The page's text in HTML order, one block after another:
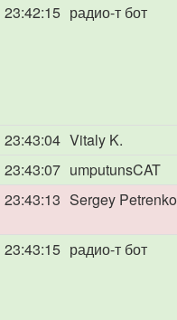
23:42:15 радио-т бот
23:43:04 Vitaly K.
23:43:07 umputunsCAT
23:43:13 Sergey Petrenko
23:43:15 радио-т бот